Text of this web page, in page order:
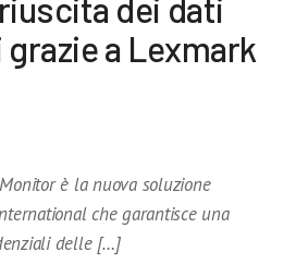
dei dati
a Lexmark
è la nuova soluzione
che garantisce una
delle […]